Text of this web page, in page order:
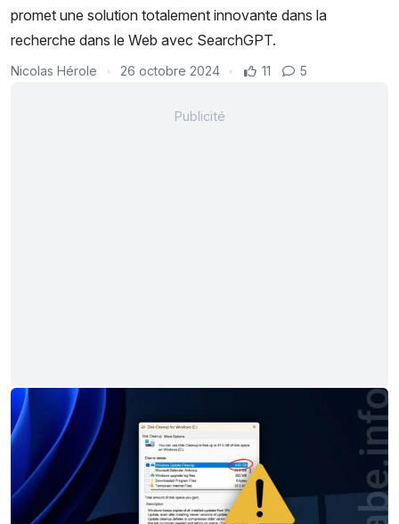
promet une solution totalement innovante dans la
recherche dans le Web avec SearchGPT.
Nicolas Hérole 26 octobre 2024 11 5